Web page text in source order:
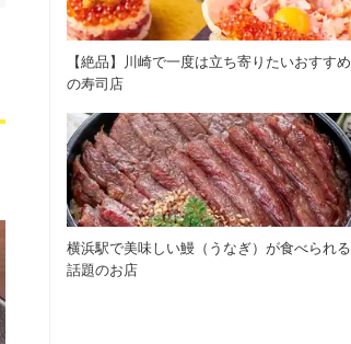
【絶品】川崎で一度は立ち寄りたいおすすめ
の寿司店
横浜駅で美味しい鰻（うなぎ）が食べられる
話題のお店